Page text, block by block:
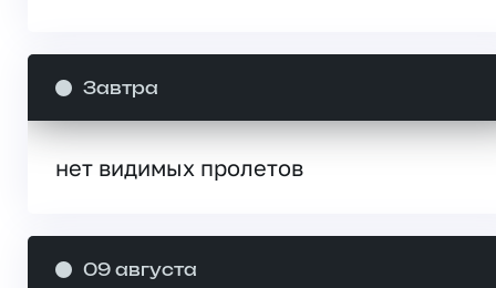
Завтра
нет видимых пролетов
09 августа